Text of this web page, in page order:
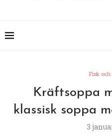
Fisk
Kräftsoppa
klassisk soppa
3